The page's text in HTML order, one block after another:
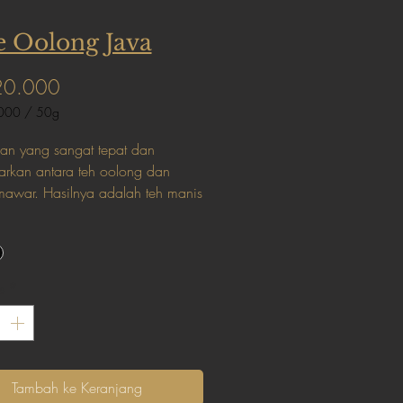
Oolong Java
Harga
/ 50g
yang sangat tepat dan
antara teh oolong dan
Hasilnya adalah teh manis
efek menenangkan dan
tubuh.
Tambah ke Keranjang